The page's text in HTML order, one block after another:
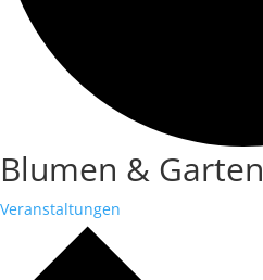
Blumen & Garten
Veranstaltungen